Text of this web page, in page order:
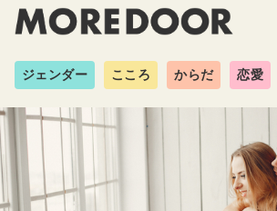
ジェンダー こころ からだ 恋愛